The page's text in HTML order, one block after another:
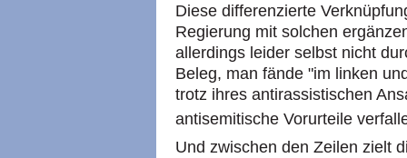
Diese differenzierte
Regierung mit solchen
allerdings leider selbst nicht
Beleg, man fände "im linken
trotz ihres antirassistischen
antisemitische Vorurteile
Und zwischen den Zeilen zielt